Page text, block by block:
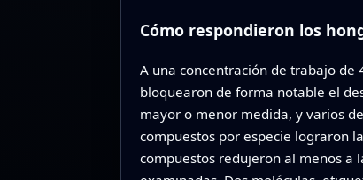
Cómo respondieron los
A una concentración de trabajo
bloquearon de forma notable el
mayor o menor medida, y varios
compuestos por especie lograron
compuestos redujeron al menos a